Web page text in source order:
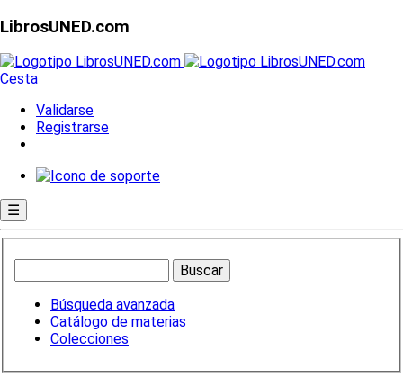
LibrosUNED.com
Cesta
Validarse
Registrarse
☰
Búsqueda avanzada
Catálogo de materias
Colecciones